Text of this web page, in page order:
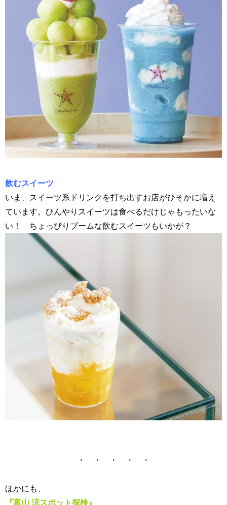
飲むスイーツ
いま、スイーツ系ドリンクを打ち出すお店がひそかに増え
ています。ひんやりスイーツは食べるだけじゃもったいな
い！ ちょっぴりブームな飲むスイーツもいかが？
・ ・ ・ ・ ・
ほかにも、
『富山 涼スポット探検 』